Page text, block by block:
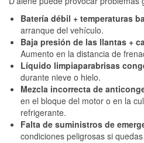
Batería débil + temperaturas
arranque del vehículo.
Baja presión de las llantas +
Aumento en la distancia de
Líquido limpiaparabrisas
durante nieve o hielo.
Mezcla incorrecta de
en el bloque del motor o en la
refrigerante.
Falta de suministros de
condiciones peligrosas si